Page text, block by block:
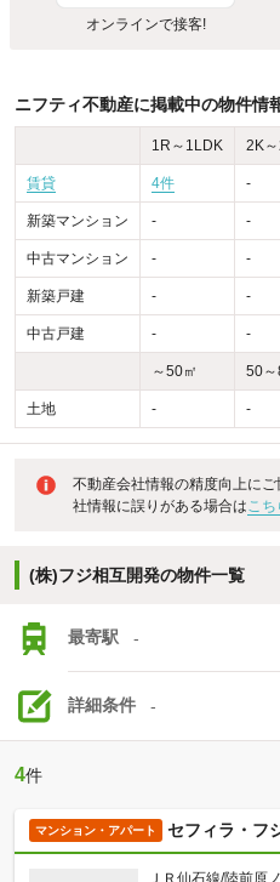
オンラインで接客!
ニフティ不動産に掲載中の物件情
1R～1LDK 2K
賃貸 4件 -
新築マンション - -
中古マンション - -
新築戸建 - -
中古戸建 - -
～50㎡ 50～
土地 - -
不動産会社情報の精度向上に
社情報に誤りがある場合はこち
(株)フジ相互開発の物件一覧
最寄駅 -
詳細条件 -
4件
マンション・アパート セフィラ・フ